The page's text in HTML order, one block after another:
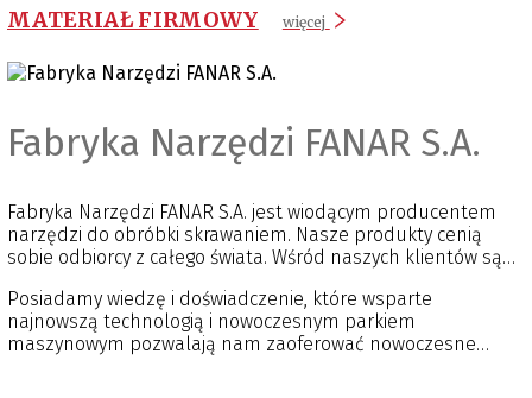
MATERIAŁ FIRMOWY więcej
Fabryka Narzędzi FANAR S.A.
Fabryka Narzędzi FANAR S.A. jest wiodącym producentem
narzędzi do obróbki skrawaniem. Nasze produkty cenią
sobie odbiorcy z całego świata. Wśród naszych klientów są
Posiadamy wiedzę i doświadczenie, które wsparte
najnowszą technologią i nowoczesnym parkiem
maszynowym pozwalają nam zaoferować nowoczesne